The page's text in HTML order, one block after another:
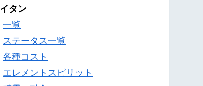
タン
一覧
ステータス一覧
各種コスト
エレメントスピリット